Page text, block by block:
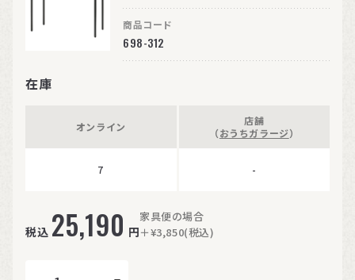
商品コード
698-312
在庫
オンライン
7
店舗
（おうちガラージ）
-
税込 25,190 円
家具便の場合
＋¥3,850(税込)